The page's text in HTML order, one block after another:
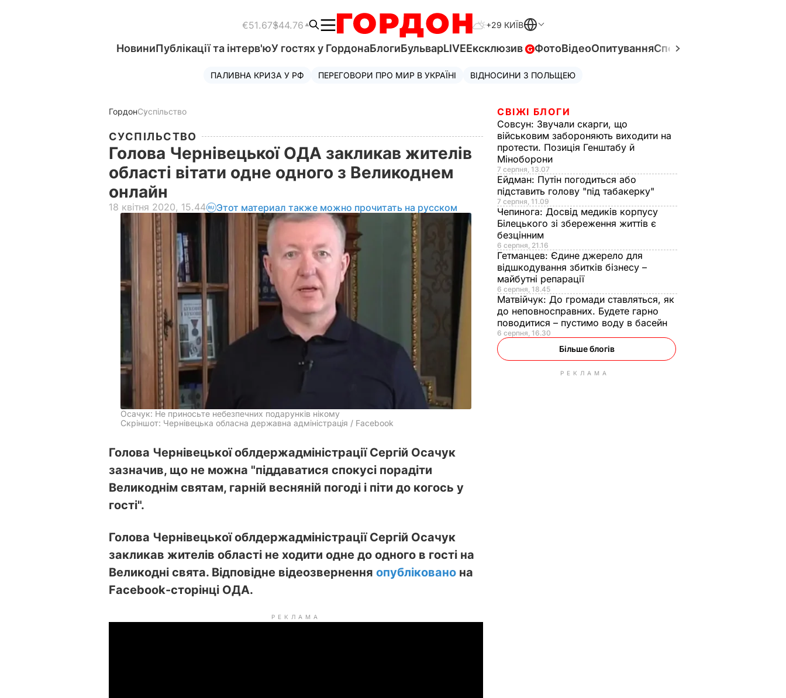
€51.67$44.76 +29 КИЇВ
НовиниПублікації та інтерв'юУ гостях у ГордонаБлогиБульварLIVEЕксклюзив ФотоВідеоОпитуванняСпецпроєкти
ПАЛИВНА КРИЗА У РФ ПЕРЕГОВОРИ ПРО МИР В УКРАЇНІ ВІДНОСИНИ З ПОЛЬЩЕЮ
ГордонСуспільство
СУСПІЛЬСТВО
Голова Чернівецької ОДА закликав жителів
області вітати одне одного з Великоднем
онлайн
18 квітня 2020, 15.44 Этот материал также можно прочитать на русском
Осачук: Не приносьте небезпечних подарунків нікому
Скріншот: Чернівецька обласна державна адміністрація / Facebook
Голова Чернівецької облдержадміністрації Сергій Осачук
зазначив, що не можна "піддаватися спокусі порадіти
Великоднім святам, гарній весняній погоді і піти до когось у
гості".
Голова Чернівецької облдержадміністрації Сергій Осачук
закликав жителів області не ходити одне до одного в гості на
Великодні свята. Відповідне відеозвернення опубліковано на
Facebook-сторінці ОДА.
РЕКЛАМА
СВІЖІ БЛОГИ
Совсун: Звучали скарги, що
військовим забороняють виходити на
протести. Позиція Генштабу й
Міноборони
7 серпня, 13.07
Ейдман: Путін погодиться або
підставить голову "під табакерку"
7 серпня, 11.09
Чепинога: Досвід медиків корпусу
Білецького зі збереження життів є
безцінним
6 серпня, 21.16
Гетманцев: Єдине джерело для
відшкодування збитків бізнесу –
майбутні репарації
6 серпня, 18.45
Матвійчук: До громади ставляться, як
до неповносправних. Будете гарно
поводитися – пустимо воду в басейн
6 серпня, 16.30
Більше блогів
РЕКЛАМА